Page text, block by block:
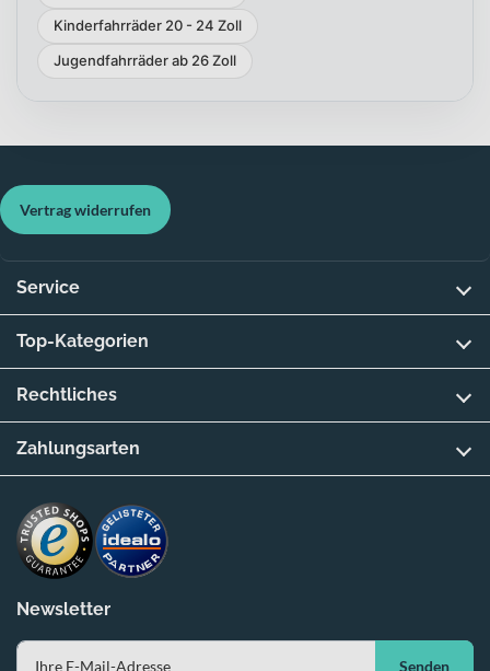
Kinderfahrräder 20 - 24 Zoll
Jugendfahrräder ab 26 Zoll
Newsletter
Senden
Vertrag widerrufen
Service
Top-Kategorien
Rechtliches
Zahlungsarten